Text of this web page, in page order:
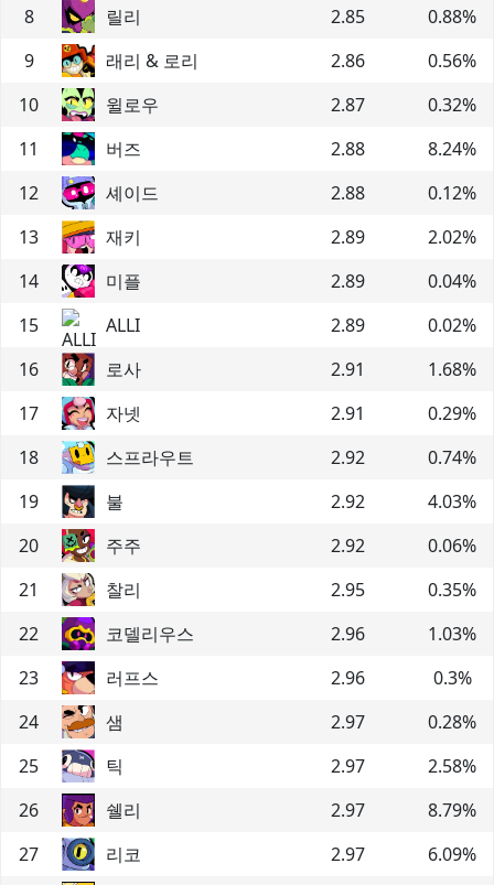
8
릴리 2.85 0.88%
9
래리 & 로리 2.86 0.56%
10
윌로우 2.87 0.32%
11
버즈 2.88 8.24%
12
셰이드 2.88 0.12%
13
재키 2.89 2.02%
14
미플 2.89 0.04%
15
ALLI 2.89 0.02%
16
로사 2.91 1.68%
17
자넷 2.91 0.29%
18
스프라우트 2.92 0.74%
19
불 2.92 4.03%
20
주주 2.92 0.06%
21
찰리 2.95 0.35%
22
코델리우스 2.96 1.03%
23
러프스 2.96 0.3%
24
샘 2.97 0.28%
25
틱 2.97 2.58%
26
쉘리 2.97 8.79%
27
리코 2.97 6.09%